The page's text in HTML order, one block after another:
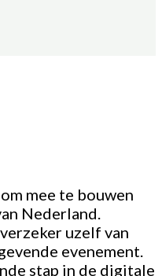
mee te bouwen
Nederland.
uzelf van
evenement.
stap in de digitale